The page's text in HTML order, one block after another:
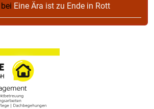
bei Eine Ära ist zu Ende in Rott